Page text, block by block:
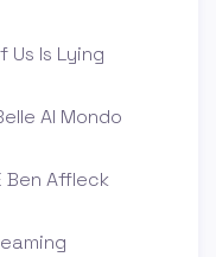
Us Is Lying
Al Mondo
Ben Affleck